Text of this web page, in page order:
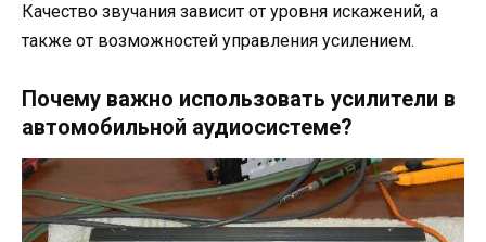
Качество звучания зависит от уровня искажений, а
также от возможностей управления усилением.
Почему важно использовать усилители в
автомобильной аудиосистеме?